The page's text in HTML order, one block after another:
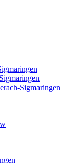
Sigmaringen